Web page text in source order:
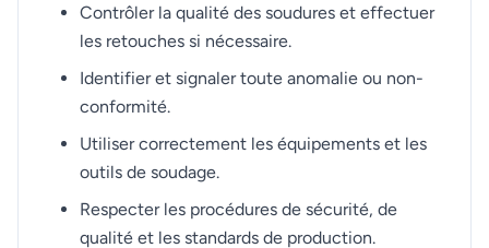
Contrôler la qualité des soudures et effectuer
les retouches si nécessaire.
Identifier et signaler toute anomalie ou non-
conformité.
Utiliser correctement les équipements et les
outils de soudage.
Respecter les procédures de sécurité, de
qualité et les standards de production.